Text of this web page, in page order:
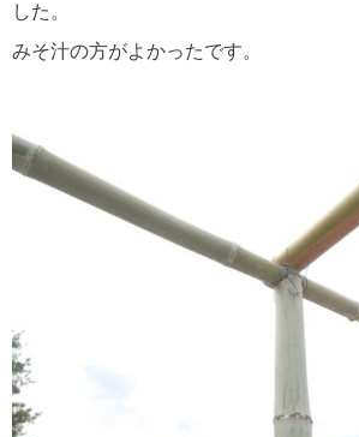
した。
みそ汁の方がよかったです。